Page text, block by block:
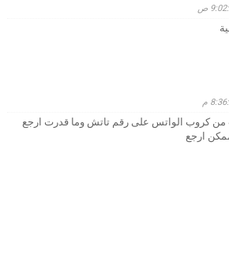
كروب الواتس على رقم تاتش وما قدرت ارجع
ممكن ارجع